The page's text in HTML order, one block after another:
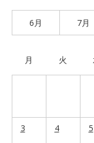
6月 7月
月 火
3 4 5